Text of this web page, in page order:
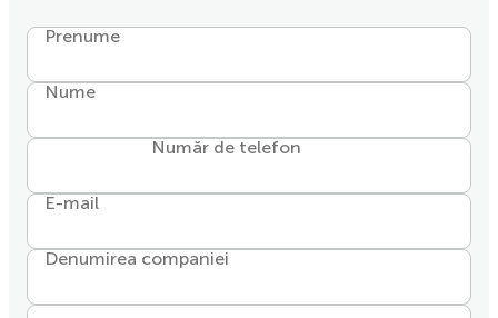
Prenume
Nume
Număr de telefon
E-mail
Denumirea companiei